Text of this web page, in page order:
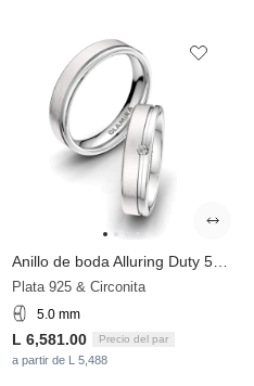
Plata 925 & Circonita
5.0 mm
L 6,581.00 Precio del par
a partir de L 5,488